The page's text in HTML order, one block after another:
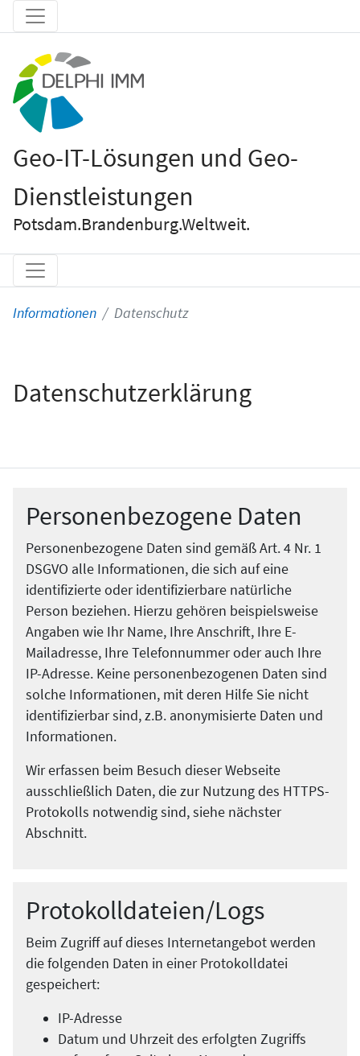
Geo-IT-Lösungen und Geo-
Dienstleistungen
Potsdam.Brandenburg.Weltweit.
Informationen Datenschutz
Datenschutzerklärung
Personenbezogene Daten
Personenbezogene Daten sind gemäß Art. 4 Nr. 1
DSGVO alle Informationen, die sich auf eine
identifizierte oder identifizierbare natürliche
Person beziehen. Hierzu gehören beispielsweise
Angaben wie Ihr Name, Ihre Anschrift, Ihre E-
Mailadresse, Ihre Telefonnummer oder auch Ihre
IP-Adresse. Keine personenbezogenen Daten sind
solche Informationen, mit deren Hilfe Sie nicht
identifizierbar sind, z.B. anonymisierte Daten und
Informationen.
Wir erfassen beim Besuch dieser Webseite
ausschließlich Daten, die zur Nutzung des HTTPS-
Protokolls notwendig sind, siehe nächster
Abschnitt.
Protokolldateien/Logs
Beim Zugriff auf dieses Internetangebot werden
die folgenden Daten in einer Protokolldatei
gespeichert:
IP-Adresse
Datum und Uhrzeit des erfolgten Zugriffs